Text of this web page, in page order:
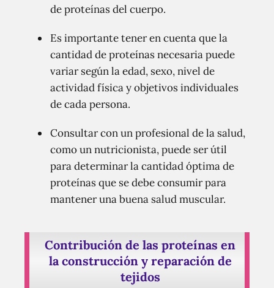
de proteínas del cuerpo.
Es importante tener en cuenta que la
cantidad de proteínas necesaria puede
variar según la edad, sexo, nivel de
actividad física y objetivos individuales
de cada persona.
Consultar con un profesional de la salud,
como un nutricionista, puede ser útil
para determinar la cantidad óptima de
proteínas que se debe consumir para
mantener una buena salud muscular.
Contribución de las proteínas en
la construcción y reparación de
tejidos